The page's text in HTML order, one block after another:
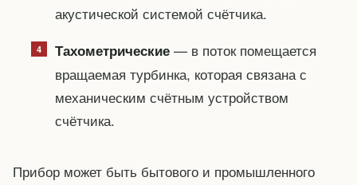
акустической системой счётчика.
Тахометрические— в поток помещается
вращаемая турбинка, которая связана с
механическим счётным устройством
счётчика.
Прибор может быть бытового и промышленного